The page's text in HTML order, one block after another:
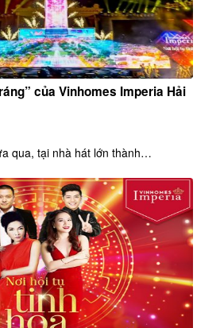
của Vinhomes Imperia Hải
qua, tại nhà hát lớn thành…